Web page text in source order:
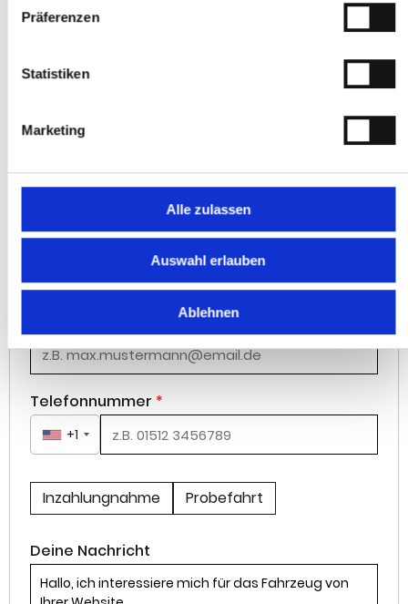
Präferenzen
Statistiken
Marketing
Alle zulassen
Auswahl erlauben
Ablehnen
Telefon:+497231784060
Herr
Nachname*
Telefonnummer *
+1
Inzahlungnahme Probefahrt
Deine Nachricht